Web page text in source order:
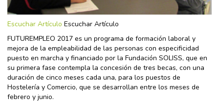
Escuchar Artículo Escuchar Artículo
FUTUREMPLEO 2017 es un programa de formación laboral y
mejora de la empleabilidad de las personas con especificidad
puesto en marcha y financiado por la Fundación SOLISS, que en
su primera fase contempla la concesión de tres becas, con una
duración de cinco meses cada una, para los puestos de
Hostelería y Comercio, que se desarrollan entre los meses de
febrero y junio.